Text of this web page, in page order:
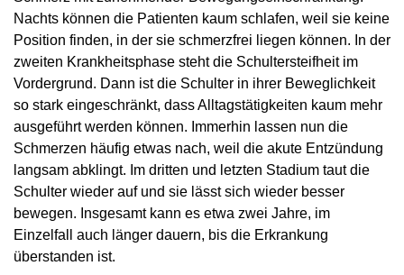
Nachts können die Patienten kaum schlafen, weil sie keine
Position finden, in der sie schmerzfrei liegen können. In der
zweiten Krankheitsphase steht die Schultersteifheit im
Vordergrund. Dann ist die Schulter in ihrer Beweglichkeit
so stark eingeschränkt, dass Alltagstätigkeiten kaum mehr
ausgeführt werden können. Immerhin lassen nun die
Schmerzen häufig etwas nach, weil die akute Entzündung
langsam abklingt. Im dritten und letzten Stadium taut die
Schulter wieder auf und sie lässt sich wieder besser
bewegen. Insgesamt kann es etwa zwei Jahre, im
Einzelfall auch länger dauern, bis die Erkrankung
überstanden ist.